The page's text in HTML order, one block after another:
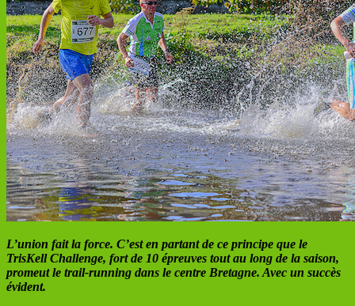
L’union fait la force. C’est en partant de ce principe que le
TrisKell Challenge, fort de 10 épreuves tout au long de la saison,
promeut le trail-running dans le centre Bretagne. Avec un succès
évident.